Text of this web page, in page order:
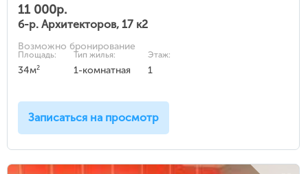
11 000р.
б-р. Архитекторов, 17 к2
Возможно бронирование
Площадь:
34м2
Тип жилья:
1-комнатная
Этаж:
1
Записаться на просмотр